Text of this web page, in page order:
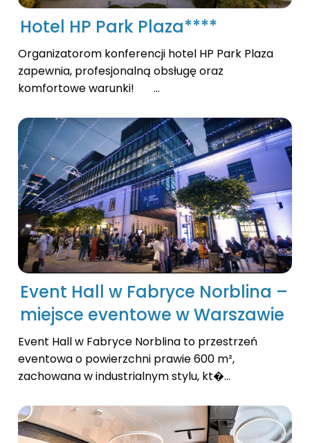
Hotel HP Park Plaza****
Organizatorom konferencji hotel HP Park Plaza
zapewnia, profesjonalną obsługę oraz
komfortowe warunki! ...
Event Hall w Fabryce Norblina –
miejsce eventowe w Warszawie
Event Hall w Fabryce Norblina to przestrzeń
eventowa o powierzchni prawie 600 m²,
zachowana w industrialnym stylu, kt�...